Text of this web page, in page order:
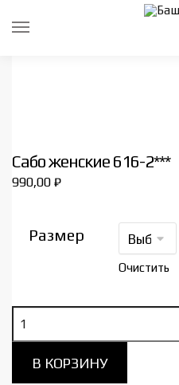
Сабо женские 616-2***
990,00 ₽
Размер
Очистить
женские
В КОРЗИНУ